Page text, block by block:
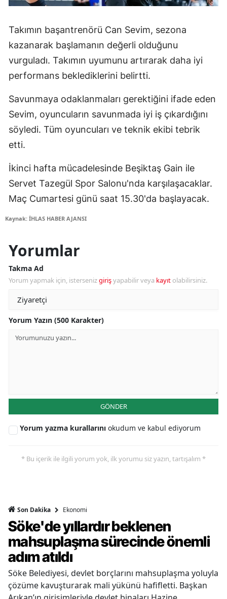
Takımın başantrenörü Can Sevim, sezona
kazanarak başlamanın değerli olduğunu
vurguladı. Takımın uyumunu artırarak daha iyi
performans beklediklerini belirtti.
Savunmaya odaklanmaları gerektiğini ifade eden
Sevim, oyuncuların savunmada iyi iş çıkardığını
söyledi. Tüm oyuncuları ve teknik ekibi tebrik
etti.
İkinci hafta mücadelesinde Beşiktaş Gain ile
Servet Tazegül Spor Salonu'nda karşılaşacaklar.
Maç Cumartesi günü saat 15.30'da başlayacak.
Kaynak: İHLAS HABER AJANSI
Yorumlar
Takma Ad
Yorum yapmak için, istersenizgirişyapabilir veya kayıt olabilirsiniz.
Yorum Yazın (500 Karakter)
GÖNDER
Yorum yazma kurallarını okudum ve kabul ediyorum
* Bu içerik ile ilgili yorum yok, ilk yorumu siz yazın, tartışalım *
Son Dakika Ekonomi
Söke'de yıllardır beklenen
mahsuplaşma sürecinde önemli
adım atıldı
Söke Belediyesi, devlet borçlarını mahsuplaşma yoluyla
çözüme kavuşturarak mali yükünü hafifletti. Başkan